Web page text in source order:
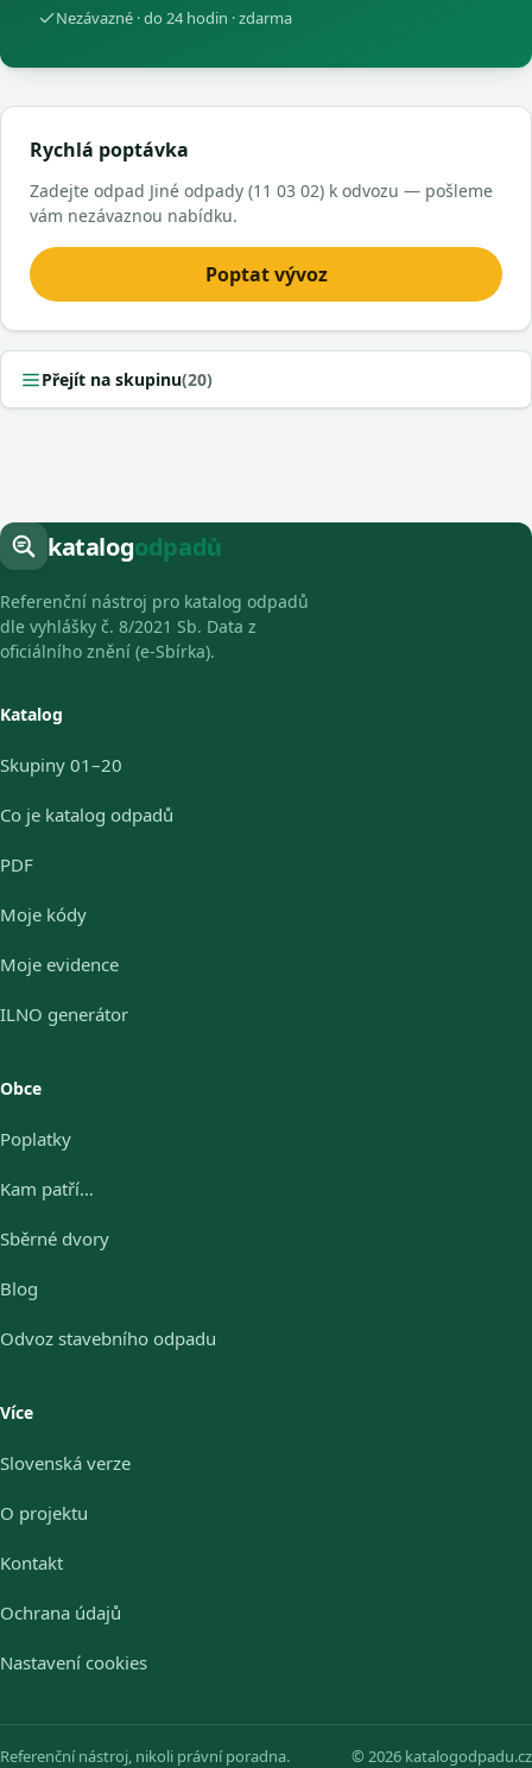
Nezávazné · do 24 hodin · zdarma
Rychlá poptávka
Zadejte odpad Jiné odpady (11 03 02) k odvozu — pošleme
vám nezávaznou nabídku.
Poptat vývoz
Přejít na skupinu(20)
katalogodpadů
Referenční nástroj pro katalog odpadů
dle vyhlášky č. 8/2021 Sb. Data z
oficiálního znění (e-Sbírka).
Katalog
Skupiny 01–20
Co je katalog odpadů
PDF
Moje kódy
Moje evidence
ILNO generátor
Obce
Poplatky
Kam patří…
Sběrné dvory
Blog
Odvoz stavebního odpadu
Více
Slovenská verze
O projektu
Kontakt
Ochrana údajů
Nastavení cookies
Referenční nástroj, nikoli právní poradna. © 2026 katalogodpadu.cz